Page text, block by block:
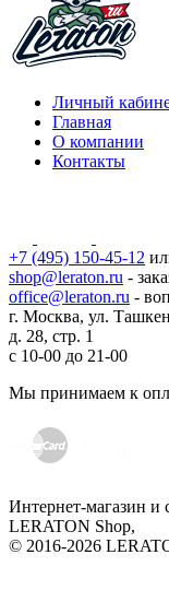
Личный
Главная
О компании
Контакты
+7 (495) 150-45-12
shop@leraton.ru -
office@leraton.ru -
г. Москва, ул.
д. 28, стр. 1
с 10-00 до 21-00
Мы принимаем к
Интернет-магазин и
LERATON Shop,
© 2016-2026